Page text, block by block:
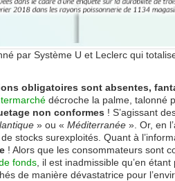
par Système U et Leclerc qui
obligatoires sont absentes,
décroche la palme, talonné
non conformes ! S’agissant
» ou « Méditerranée ». Or, en
stocks surexploités. Quant à
! Alors que les consommateurs sont
fonds , il est inadmissible qu’en
de manière dévastatrice pour